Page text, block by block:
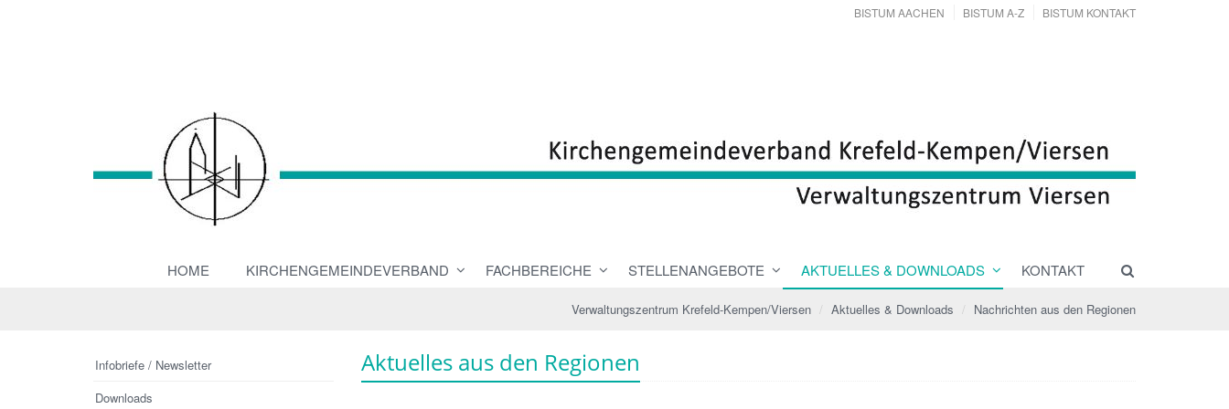
BISTUM AACHEN BISTUM A-Z BISTUM KONTAKT
HOME KIRCHENGEMEINDEVERBAND FACHBEREICHE STELLENANGEBOTE AKTUELLES & DOWNLOADS KONTAKT
Verwaltungszentrum Krefeld-Kempen/Viersen Aktuelles & Downloads Nachrichten aus den Regionen
Aktuelles aus den Regionen
Infobriefe / Newsletter
Downloads